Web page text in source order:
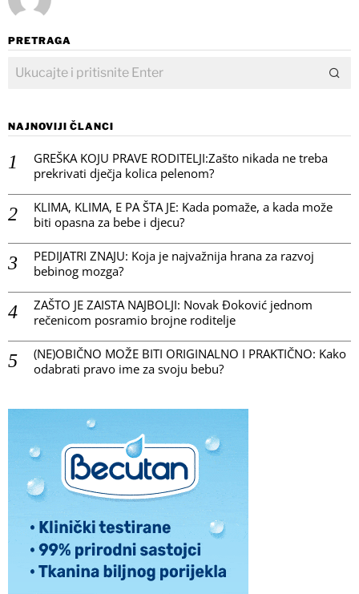
PRETRAGA
NAJNOVIJI ČLANCI
GREŠKA KOJU PRAVE RODITELJI:Zašto nikada ne treba
prekrivati dječja kolica pelenom?
KLIMA, KLIMA, E PA ŠTA JE: Kada pomaže, a kada može
biti opasna za bebe i djecu?
PEDIJATRI ZNAJU: Koja je najvažnija hrana za razvoj
bebinog mozga?
ZAŠTO JE ZAISTA NAJBOLJI: Novak Đoković jednom
rečenicom posramio brojne roditelje
(NE)OBIČNO MOŽE BITI ORIGINALNO I PRAKTIČNO: Kako
odabrati pravo ime za svoju bebu?